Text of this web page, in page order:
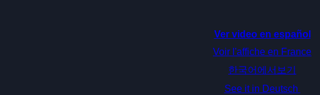
Ver video en español
Voir l'affiche en France
한국어에서보기
See it in Deutsch